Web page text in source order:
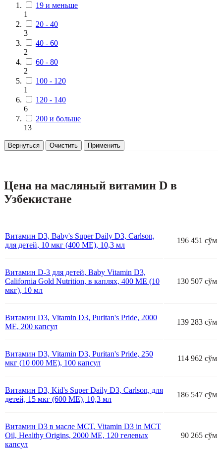
19 и меньше
1
20 - 40
3
40 - 60
2
60 - 80
2
100 - 120
1
120 - 140
6
200 и больше
13
Вернуться Очистить Применить
Цена на масляный витамин D в
Узбекистане
Витамин D3, Baby's Super Daily D3, Carlson,
для детей, 10 мкг (400 МЕ), 10,3 мл
196 451 сўм
Витамин D-3 для детей, Baby Vitamin D3,
California Gold Nutrition, в каплях, 400 МЕ (10
мкг), 10 мл
130 507 сўм
Витамин D3, Vitamin D3, Puritan's Pride, 2000
МЕ, 200 капсул
139 283 сўм
Витамин D3, Vitamin D3, Puritan's Pride, 250
мкг (10 000 МЕ), 100 капсул
114 962 сўм
Витамин D3, Kid's Super Daily D3, Carlson, для
детей, 15 мкг (600 МЕ), 10,3 мл
186 547 сўм
Витамин D3 в масле МСТ, Vitamin D3 in MCT
Oil, Healthy Origins, 2000 МЕ, 120 гелевых
капсул
90 265 сўм